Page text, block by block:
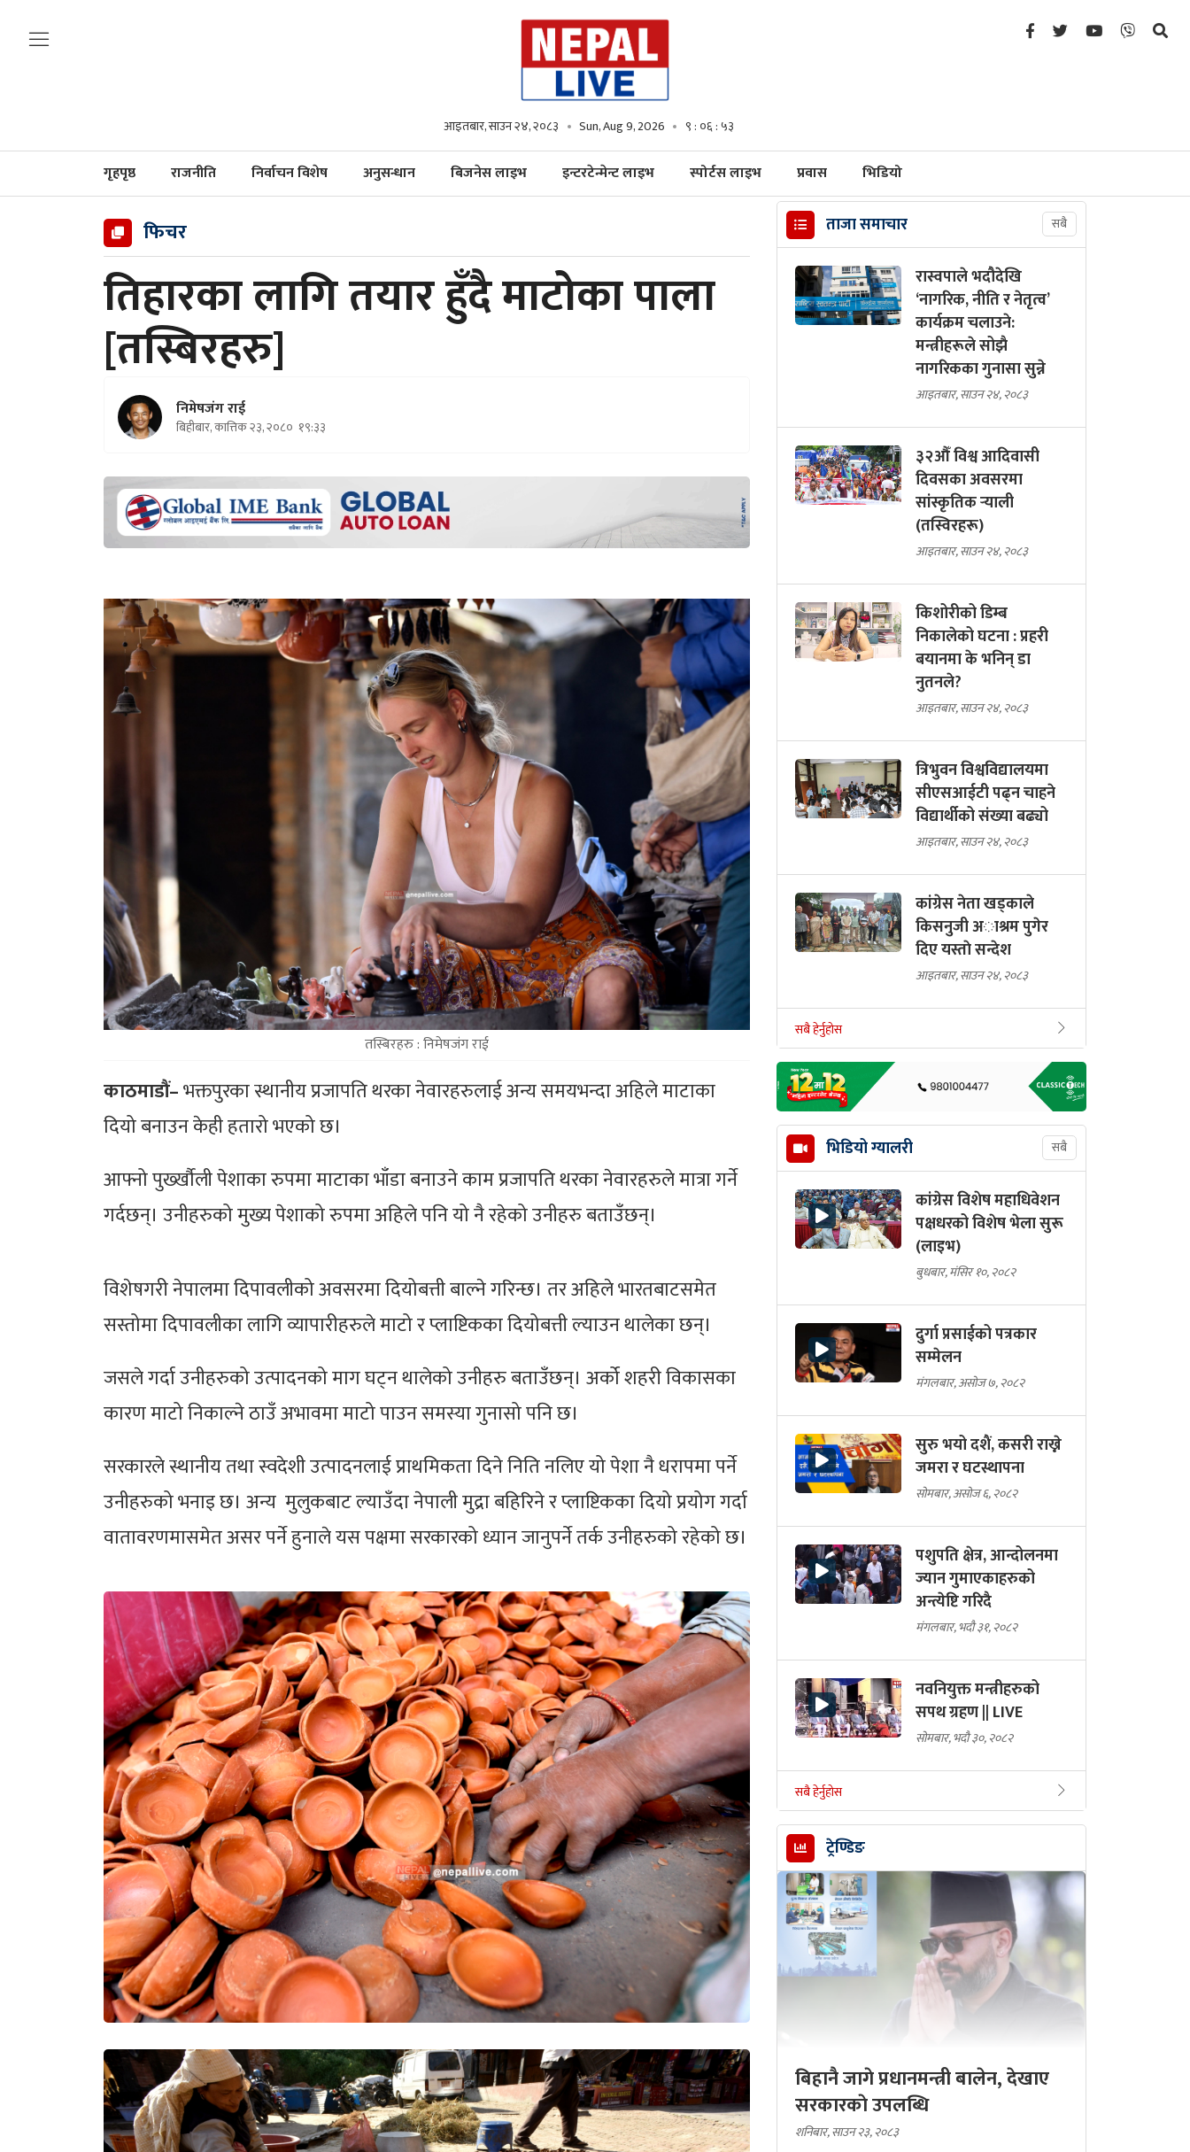
आइतबार, साउन २४, २०८३ Sun, Aug 9, 2026 ९ : ०६ : ५५
गृहपृष्ठ राजनीति निर्वाचन विशेष अनुसन्धान बिजनेस लाइभ इन्टरटेन्मेन्ट लाइभ स्पोर्टस लाइभ प्रवास भिडियो
फिचर
तिहारका लागि तयार हुँदै माटोका पाला
[तस्बिरहरु]
निमेषजंग राई
बिहीबार, कात्तिक २३, २०८० १९:३३
तस्बिरहरु : निमेषजंग राई
काठमाडौं–भक्तपुरका स्थानीय प्रजापति थरका नेवारहरुलाई अन्य समयभन्दा अहिले माटाका
दियो बनाउन केही हतारो भएको छ।
आफ्नो पुर्ख्खौली पेशाका रुपमा माटाका भाँडा बनाउने काम प्रजापति थरका नेवारहरुले मात्रा गर्ने
गर्दछन्। उनीहरुको मुख्य पेशाको रुपमा अहिले पनि यो नै रहेको उनीहरु बताउँछन्।
विशेषगरी नेपालमा दिपावलीको अवसरमा दियोबत्ती बाल्ने गरिन्छ। तर अहिले भारतबाटसमेत
सस्तोमा दिपावलीका लागि व्यापारीहरुले माटो र प्लाष्टिकका दियोबत्ती ल्याउन थालेका छन्।
जसले गर्दा उनीहरुको उत्पादनको माग घट्न थालेको उनीहरु बताउँछन्। अर्को शहरी विकासका
कारण माटो निकाल्ने ठाउँ अभावमा माटो पाउन समस्या गुनासो पनि छ।
सरकारले स्थानीय तथा स्वदेशी उत्पादनलाई प्राथमिकता दिने निति नलिए यो पेशा नै धरापमा पर्ने
उनीहरुको भनाइ छ। अन्य मुलुकबाट ल्याउँदा नेपाली मुद्रा बहिरिने र प्लाष्टिकका दियो प्रयोग गर्दा
वातावरणमासमेत असर पर्ने हुनाले यस पक्षमा सरकारको ध्यान जानुपर्ने तर्क उनीहरुको रहेको छ।
ताजा समाचार सबै
रास्वपाले भदौदेखि
‘नागरिक, नीति र नेतृत्व’
कार्यक्रम चलाउने:
मन्त्रीहरूले सोझै
नागरिकका गुनासा सुन्ने
आइतबार, साउन २४, २०८३
३२औँ विश्व आदिवासी
दिवसका अवसरमा
सांस्कृतिक र्‍याली
(तस्विरहरू)
आइतबार, साउन २४, २०८३
किशोरीको डिम्ब
निकालेको घटना : प्रहरी
बयानमा के भनिन् डा
नुतनले?
आइतबार, साउन २४, २०८३
त्रिभुवन विश्वविद्यालयमा
सीएसआईटी पढ्न चाहने
विद्यार्थीको संख्या बढ्यो
आइतबार, साउन २४, २०८३
कांग्रेस नेता खड्काले
किसनुजी अाश्रम पुगेर
दिए यस्ताे सन्देश
आइतबार, साउन २४, २०८३
सबै हेर्नुहोस
भिडियो ग्यालरी सबै
कांग्रेस विशेष महाधिवेशन
पक्षधरको विशेष भेला सुरू
(लाइभ)
बुधबार, मंसिर १०, २०८२
दुर्गा प्रसाईको पत्रकार
सम्मेलन
मंगलबार, असोज ७, २०८२
सुरु भयो दशैं, कसरी राख्ने
जमरा र घटस्थापना
सोमबार, असोज ६, २०८२
पशुपति क्षेत्र, आन्दोलनमा
ज्यान गुमाएकाहरुको
अन्त्येष्टि गरिदै
मंगलबार, भदौ ३१, २०८२
नवनियुक्त मन्त्रीहरुको
सपथ ग्रहण || LIVE
सोमबार, भदौ ३०, २०८२
सबै हेर्नुहोस
ट्रेण्डिङ
बिहानै जागे प्रधानमन्त्री बालेन, देखाए
सरकारकाे उपलब्धि
शनिबार, साउन २३, २०८३